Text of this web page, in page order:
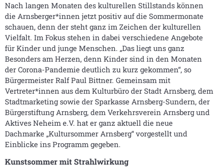
Nach langen Monaten des kulturellen Stillstands können
die Arnsberger*innen jetzt positiv auf die Sommermonate
schauen, denn der steht ganz im Zeichen der kulturellen
Vielfalt. Im Fokus stehen in dabei verschiedene Angebote
für Kinder und junge Menschen. „Das liegt uns ganz
Besonders am Herzen, denn Kinder sind in den Monaten
der Corona-Pandemie deutlich zu kurz gekommen“, so
Bürgermeister Ralf Paul Bittner. Gemeinsam mit
Vertreter*innen aus dem Kulturbüro der Stadt Arnsberg, dem
Stadtmarketing sowie der Sparkasse Arnsberg-Sundern, der
Bürgerstiftung Arnsberg, dem Verkehrsverein Arnsberg und
Aktives Neheim e.V. hat er ganz aktuell die neue
Dachmarke „Kultursommer Arnsberg“ vorgestellt und
Einblicke ins Programm gegeben.
Kunstsommer mit Strahlwirkung